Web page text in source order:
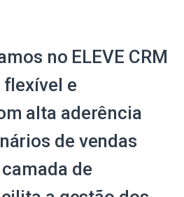
no ELEVE CRM
e
alta aderência
de vendas
de